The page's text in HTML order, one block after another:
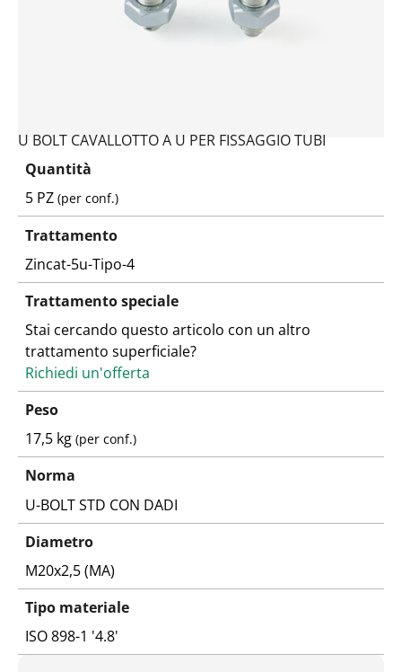
U BOLT CAVALLOTTO A U PER FISSAGGIO TUBI
Quantità
5 PZ(per conf.)
Trattamento
Zincat-5u-Tipo-4
Trattamento speciale
Stai cercando questo articolo con un altro
trattamento superficiale?
Richiedi un'offerta
Peso
17,5 kg(per conf.)
Norma
U-BOLT STD CON DADI
Diametro
M20x2,5 (MA)
Tipo materiale
ISO 898-1 '4.8'